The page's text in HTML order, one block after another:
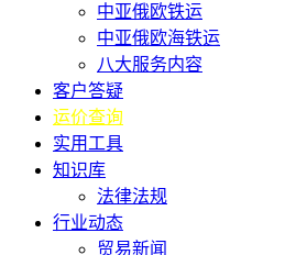
中亚俄欧铁运
中亚俄欧海铁运
八大服务内容
客户答疑
运价查询
实用工具
知识库
法律法规
行业动态
贸易新闻